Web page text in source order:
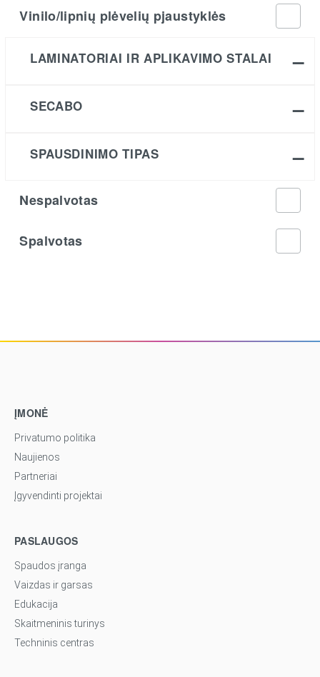
Vinilo/lipnių plėvelių pjaustyklės
LAMINATORIAI IR APLIKAVIMO STALAI
SECABO
SPAUSDINIMO TIPAS
Nespalvotas
Spalvotas
ĮMONĖ
Privatumo politika
Naujienos
Partneriai
Įgyvendinti projektai
PASLAUGOS
Spaudos įranga
Vaizdas ir garsas
Edukacija
Skaitmeninis turinys
Techninis centras